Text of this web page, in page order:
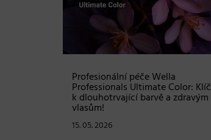
Profesionální péče Wella
Professionals Ultimate Color: Klíč
k dlouhotrvající barvě a zdravým
vlasům!
15. 05. 2026